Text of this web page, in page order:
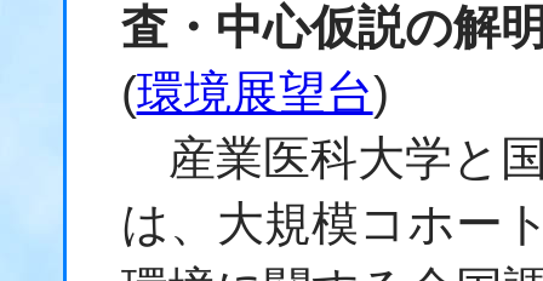
査・中心仮説の解
(環境展望台)
産業医科大学と
は、大規模コホー